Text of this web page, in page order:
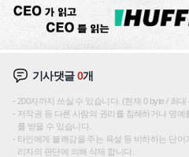
기사댓글0개
200자까지 쓰실 수 있습니다. (현재 0 byte / 최대
저작권 등 다른 사람의 권리를 침해하거나 명
를 받을 수 있습니다.
타인에게 불쾌감을 주는 욕설 등 비하하는 단
리자의 판단에 의해 삭제 합니다.